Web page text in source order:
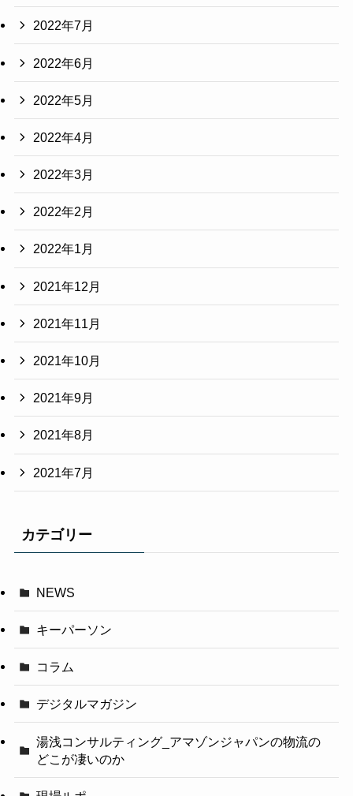
2022年7月
2022年6月
2022年5月
2022年4月
2022年3月
2022年2月
2022年1月
2021年12月
2021年11月
2021年10月
2021年9月
2021年8月
2021年7月
カテゴリー
NEWS
キーパーソン
コラム
デジタルマガジン
湯浅コンサルティング_アマゾンジャパンの物流の
どこが凄いのか